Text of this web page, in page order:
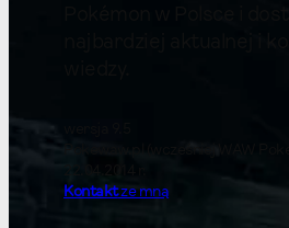
Kontaktze mną